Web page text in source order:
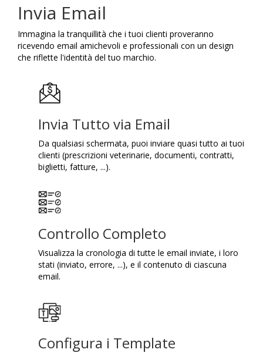
Invia Email
Immagina la tranquillità che i tuoi clienti proveranno
ricevendo email amichevoli e professionali con un design
che riflette l'identità del tuo marchio.
Invia Tutto via Email
Da qualsiasi schermata, puoi inviare quasi tutto ai tuoi
clienti (prescrizioni veterinarie, documenti, contratti,
biglietti, fatture, ...).
Controllo Completo
Visualizza la cronologia di tutte le email inviate, i loro
stati (inviato, errore, ...), e il contenuto di ciascuna
email.
Configura i Template